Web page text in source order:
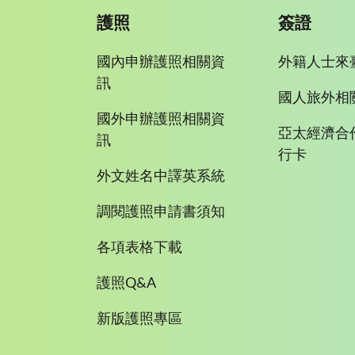
護照
國內申辦護照相關資
訊
國外申辦護照相關資
訊
外文姓名中譯英系統
調閱護照申請書須知
各項表格下載
護照Q&A
新版護照專區
簽證
外籍人士來
國人旅外相
亞太經濟合
行卡